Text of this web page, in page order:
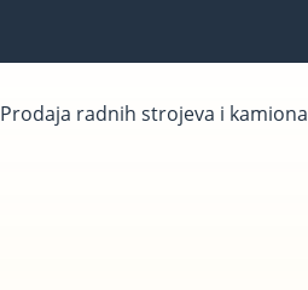
Prodaja radnih strojeva i kamiona